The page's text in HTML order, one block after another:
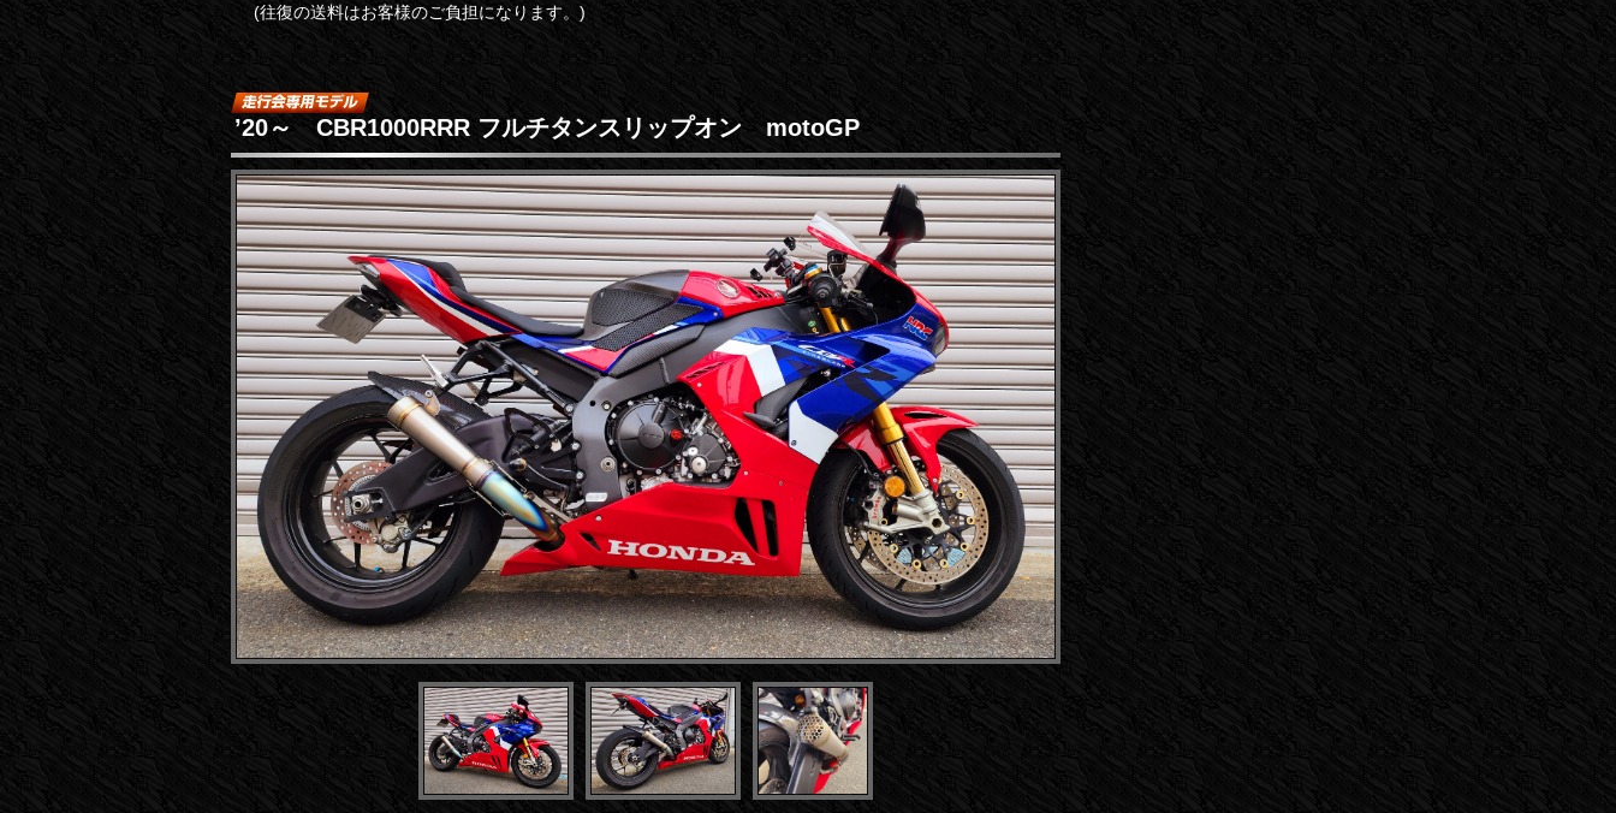
(往復の送料はお客様のご負担になります。)
’20～ CBR1000RRR フルチタンスリップオン motoGP